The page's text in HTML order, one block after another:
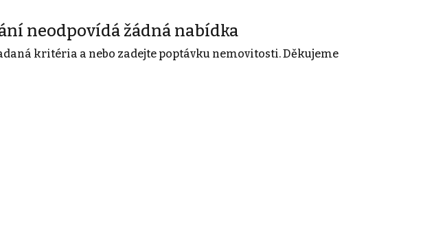
neodpovídá žádná nabídka
kritéria a nebo zadejte poptávku nemovitosti. Děkujeme